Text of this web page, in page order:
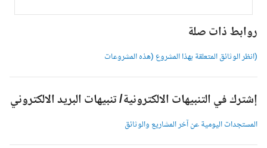
روابط ذات صلة
(انظر الوثائق المتعلقة بهذا المشروع (هذه المشروعات
إشترك في التنبيهات الالكترونية/ تنبيهات البريد الالكتروني
المستجدات اليومية عن آخر المشاريع والوثائق